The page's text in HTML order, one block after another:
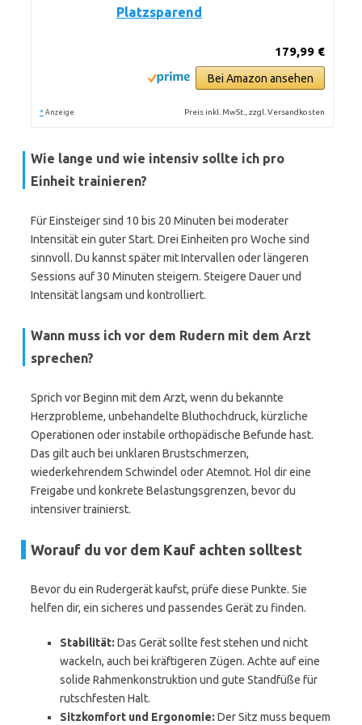
Platzsparend
179,99 €
Bei Amazon ansehen
* Anzeige Preis inkl. MwSt., zzgl. Versandkosten
Wie lange und wie intensiv sollte ich pro
Einheit trainieren?
Für Einsteiger sind 10 bis 20 Minuten bei moderater
Intensität ein guter Start. Drei Einheiten pro Woche sind
sinnvoll. Du kannst später mit Intervallen oder längeren
Sessions auf 30 Minuten steigern. Steigere Dauer und
Intensität langsam und kontrolliert.
Wann muss ich vor dem Rudern mit dem Arzt
sprechen?
Sprich vor Beginn mit dem Arzt, wenn du bekannte
Herzprobleme, unbehandelte Bluthochdruck, kürzliche
Operationen oder instabile orthopädische Befunde hast.
Das gilt auch bei unklaren Brustschmerzen,
wiederkehrendem Schwindel oder Atemnot. Hol dir eine
Freigabe und konkrete Belastungsgrenzen, bevor du
intensiver trainierst.
Worauf du vor dem Kauf achten solltest
Bevor du ein Rudergerät kaufst, prüfe diese Punkte. Sie
helfen dir, ein sicheres und passendes Gerät zu finden.
Stabilität: Das Gerät sollte fest stehen und nicht
wackeln, auch bei kräftigeren Zügen. Achte auf eine
solide Rahmenkonstruktion und gute Standfüße für
rutschfesten Halt.
Sitzkomfort und Ergonomie: Der Sitz muss bequem